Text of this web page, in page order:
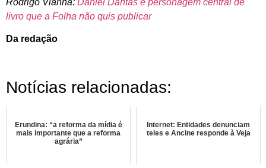
Rodrigo Vianna: Daniel Dantas é personagem central de
livro que a Folha não quis publicar
Da redação
Notícias relacionadas:
Erundina: “a reforma da mídia é
mais importante que a reforma
agrária”
Internet: Entidades denunciam
teles e Ancine responde à Veja